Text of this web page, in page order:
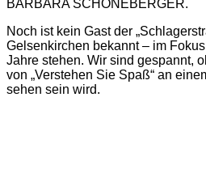
BARBARA SCHÖNEBERGER.
Noch ist kein Gast der
Gelsenkirchen bekannt – im
Jahre stehen. Wir sind gespannt,
von „Verstehen Sie Spaß“ an
sehen sein wird.